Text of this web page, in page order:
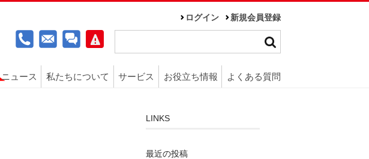
ログイン 新規会員登録
ニュース 私たちについて サービス お役立ち情報 よくある質問
LINKS
最近の投稿